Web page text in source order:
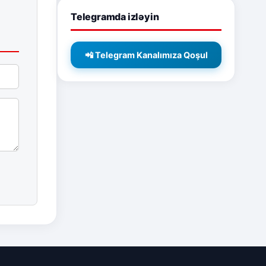
Telegramda izləyin
📲 Telegram Kanalımıza Qoşul